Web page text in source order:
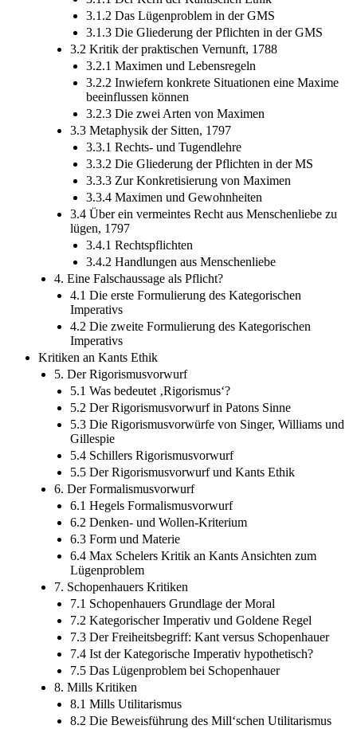
3.1.2 Das Lügenproblem in der GMS
3.1.3 Die Gliederung der Pflichten in der GMS
3.2 Kritik der praktischen Vernunft, 1788
3.2.1 Maximen und Lebensregeln
3.2.2 Inwiefern konkrete Situationen eine Maxime
beeinflussen können
3.2.3 Die zwei Arten von Maximen
3.3 Metaphysik der Sitten, 1797
3.3.1 Rechts- und Tugendlehre
3.3.2 Die Gliederung der Pflichten in der MS
3.3.3 Zur Konkretisierung von Maximen
3.3.4 Maximen und Gewohnheiten
3.4 Über ein vermeintes Recht aus Menschenliebe zu
lügen, 1797
3.4.1 Rechtspflichten
3.4.2 Handlungen aus Menschenliebe
4. Eine Falschaussage als Pflicht?
4.1 Die erste Formulierung des Kategorischen
Imperativs
4.2 Die zweite Formulierung des Kategorischen
Imperativs
Kritiken an Kants Ethik
5. Der Rigorismusvorwurf
5.1 Was bedeutet ‚Rigorismus‘?
5.2 Der Rigorismusvorwurf in Patons Sinne
5.3 Die Rigorismusvorwürfe von Singer, Williams und
Gillespie
5.4 Schillers Rigorismusvorwurf
5.5 Der Rigorismusvorwurf und Kants Ethik
6. Der Formalismusvorwurf
6.1 Hegels Formalismusvorwurf
6.2 Denken- und Wollen-Kriterium
6.3 Form und Materie
6.4 Max Schelers Kritik an Kants Ansichten zum
Lügenproblem
7. Schopenhauers Kritiken
7.1 Schopenhauers Grundlage der Moral
7.2 Kategorischer Imperativ und Goldene Regel
7.3 Der Freiheitsbegriff: Kant versus Schopenhauer
7.4 Ist der Kategorische Imperativ hypothetisch?
7.5 Das Lügenproblem bei Schopenhauer
8. Mills Kritiken
8.1 Mills Utilitarismus
8.2 Die Beweisführung des Mill‘schen Utilitarismus